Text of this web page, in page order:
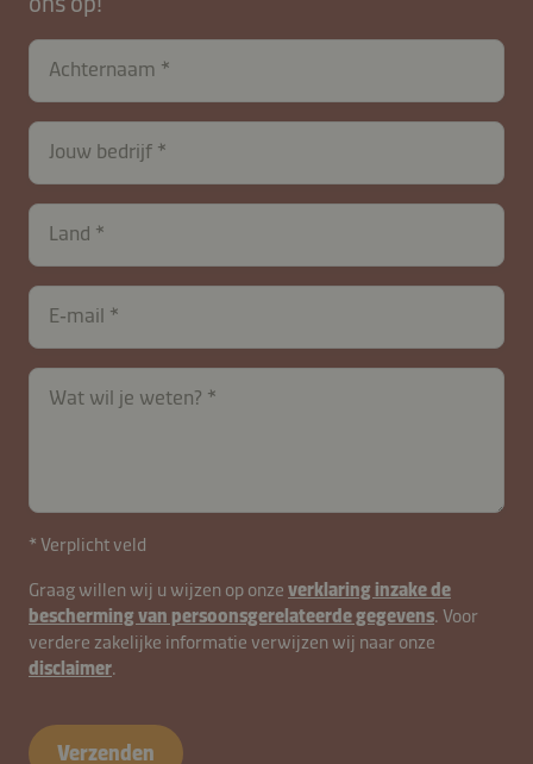
Achternaam
contactNL-
B2B-
26615-
zjopUCEKWkb2TIwnAF
Jouw bedrijf
Land
E‑mail
Wat wil je weten?
* Verplicht veld
Graag willen wij u wijzen op onze verklaring inzake de
bescherming van persoonsgerelateerde gegevens. Voor
verdere zakelijke informatie verwijzen wij naar onze
disclaimer.
Verzenden